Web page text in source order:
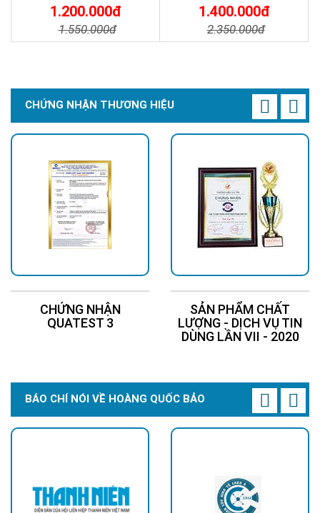
ĐƯỜNG NĂNG LƯỢNG MẶT
TRỜI 100W GIÁ RẺ - Solar
Light 100W
1.200.000đ
1.550.000đ
TRỜI - Solar Light 300W
1.400.000đ
2.350.000đ
CHỨNG NHẬN THƯƠNG HIỆU
CHỨNG NHẬN
QUATEST 3
SẢN PHẨM CHẤT
LƯỢNG - DỊCH VỤ TIN
DÙNG LẦN VII - 2020
BÁO CHÍ NÓI VỀ HOÀNG QUỐC BẢO